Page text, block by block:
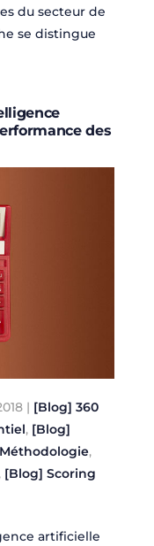
du secteur de
se distingue
des
| [Blog] 360
, [Blog]
,
[Blog] Scoring
artificielle